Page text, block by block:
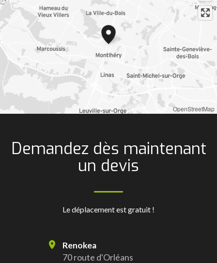
OpenStreetMap
Demandez dès maintenant
un devis
Le déplacement est gratuit !
Renokea
70 route d'Orléans